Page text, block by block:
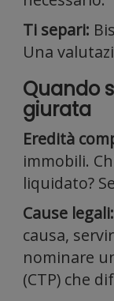
Ti separi:
Una
Quando
giurata
Eredità
immobili.
liquidato?
Cause legali:
causa,
nominare
(CTP) che
e